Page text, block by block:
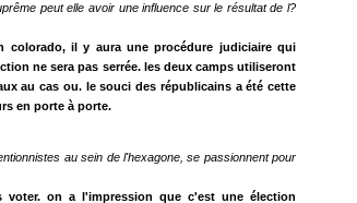
peut elle avoir une influence sur le résultat de l?
colorado, il y aura une procédure judiciaire qui
ne sera pas serrée. les deux camps utiliseront
au cas ou. le souci des républicains a été cette
en porte à porte.
au sein de l'hexagone, se passionnent pour
voter. on a l'impression que c'est une élection